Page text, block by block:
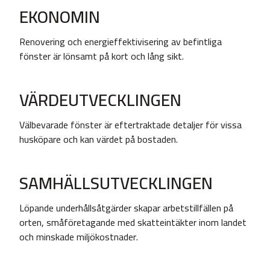
EKONOMIN
Renovering och energieffektivisering av befintliga
fönster är lönsamt på kort och lång sikt.
VÄRDEUTVECKLINGEN
Välbevarade fönster är eftertraktade detaljer för vissa
husköpare och kan värdet på bostaden.
SAMHÄLLSUTVECKLINGEN
Löpande underhållsåtgärder skapar arbetstillfällen på
orten, småföretagande med skatteintäkter inom landet
och minskade miljökostnader.